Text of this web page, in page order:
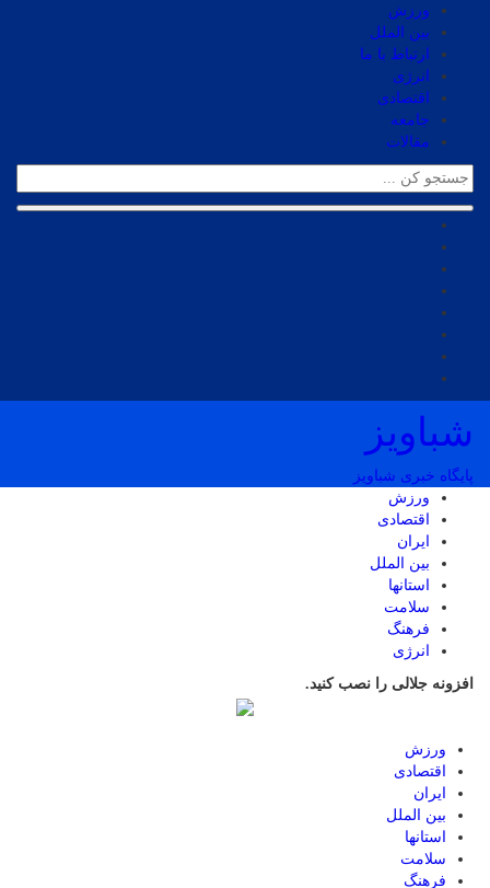
ورزش
بین الملل
ارتباط با ما
انرژی
اقتصادی
جامعه
مقالات
شباویز
پایگاه خبری شباویز
ورزش
اقتصادی
ایران
بین الملل
استانها
سلامت
فرهنگ
انرژی
افزونه جلالی را نصب کنید.
ورزش
اقتصادی
ایران
بین الملل
استانها
سلامت
فرهنگ